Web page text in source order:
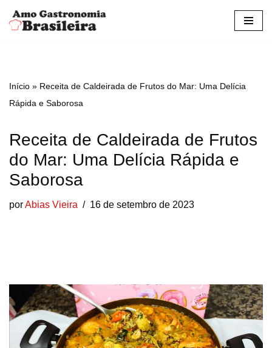
Pular
conteúdo
Início » Receita de Caldeirada de Frutos do Mar: Uma Delícia
Rápida e Saborosa
Receita de Caldeirada de Frutos
do Mar: Uma Delícia Rápida e
Saborosa
porAbias Vieira 16 de setembro de 2023